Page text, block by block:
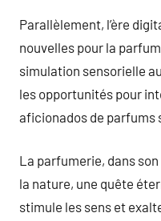
Parallèlement, l’ère
nouvelles pour la
simulation sensorielle
les opportunités pour
aficionados de parfums
La parfumerie, dans
la nature, une quête
stimule les sens et